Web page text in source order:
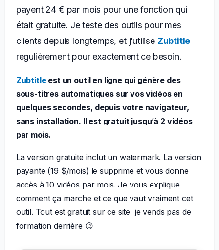
payent 24 € par mois pour une fonction qui
était gratuite. Je teste des outils pour mes
clients depuis longtemps, et j’utilise Zubtitle
régulièrement pour exactement ce besoin.
Zubtitleest un outil en ligne qui génère des
sous-titres automatiques sur vos vidéos en
quelques secondes, depuis votre navigateur,
sans installation. Il est gratuit jusqu’à 2 vidéos
par mois.
La version gratuite inclut un watermark. La version
payante (19 $/mois) le supprime et vous donne
accès à 10 vidéos par mois. Je vous explique
comment ça marche et ce que vaut vraiment cet
outil. Tout est gratuit sur ce site, je vends pas de
formation derrière 😉